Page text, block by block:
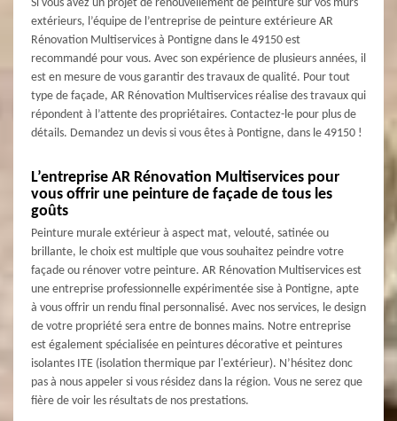
Si vous avez un projet de renouvellement de peinture sur vos murs
extérieurs, l’équipe de l’entreprise de peinture extérieure AR
Rénovation Multiservices à Pontigne dans le 49150 est
recommandé pour vous. Avec son expérience de plusieurs années, il
est en mesure de vous garantir des travaux de qualité. Pour tout
type de façade, AR Rénovation Multiservices réalise des travaux qui
répondent à l’attente des propriétaires. Contactez-le pour plus de
détails. Demandez un devis si vous êtes à Pontigne, dans le 49150 !
L’entreprise AR Rénovation Multiservices pour
vous offrir une peinture de façade de tous les
goûts
Peinture murale extérieur à aspect mat, velouté, satinée ou
brillante, le choix est multiple que vous souhaitez peindre votre
façade ou rénover votre peinture. AR Rénovation Multiservices est
une entreprise professionnelle expérimentée sise à Pontigne, apte
à vous offrir un rendu final personnalisé. Avec nos services, le design
de votre propriété sera entre de bonnes mains. Notre entreprise
est également spécialisée en peintures décorative et peintures
isolantes ITE (isolation thermique par l'extérieur). N’hésitez donc
pas à nous appeler si vous résidez dans la région. Vous ne serez que
fière de voir les résultats de nos prestations.